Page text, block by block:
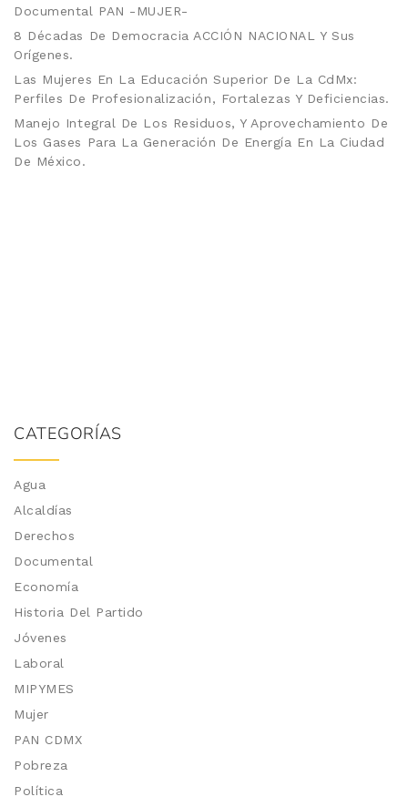
Documental PAN -MUJER-
8 Décadas De Democracia ACCIÓN NACIONAL Y Sus
Orígenes.
Las Mujeres En La Educación Superior De La CdMx:
Perfiles De Profesionalización, Fortalezas Y Deficiencias.
Manejo Integral De Los Residuos, Y Aprovechamiento De
Los Gases Para La Generación De Energía En La Ciudad
De México.
CATEGORÍAS
Agua
Alcaldías
Derechos
Documental
Economía
Historia Del Partido
Jóvenes
Laboral
MIPYMES
Mujer
PAN CDMX
Pobreza
Política